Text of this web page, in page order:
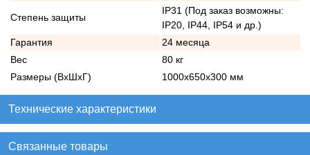
Степень защиты
IP31 (Под заказ возможны:
IP20, IP44, IP54 и др.)
Гарантия
24 месяца
Вес
80 кг
Размеры (ВхШхГ)
1000х650х300 мм
Технические характеристики
Связанные товары